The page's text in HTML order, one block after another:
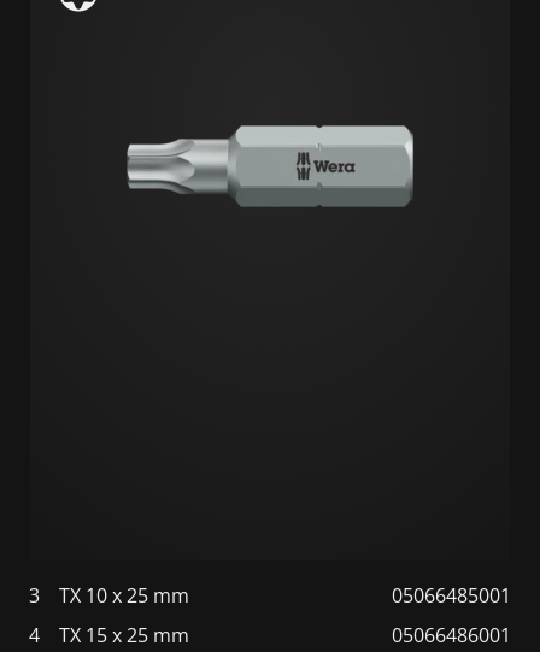
3 TX 10 x 25 mm
05066485001
4
TX 15 x 25 mm 05066486001